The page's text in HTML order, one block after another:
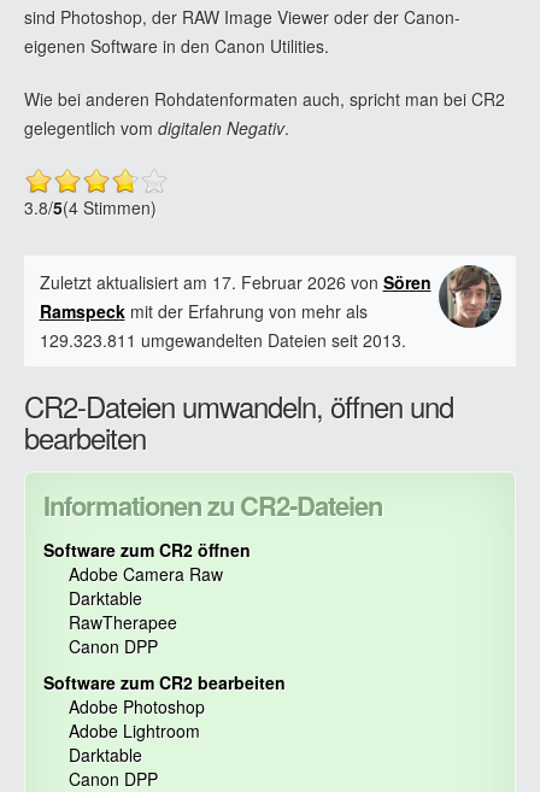
sind Photoshop, der RAW Image Viewer oder der Canon-
eigenen Software in den Canon Utilities.
Wie bei anderen Rohdatenformaten auch, spricht man bei CR2
gelegentlich vom digitalen Negativ.
3.8/5(4 Stimmen)
Zuletzt aktualisiert am 17. Februar 2026 von Sören
Ramspeckmit der Erfahrung von mehr als
129.323.811 umgewandelten Dateien seit 2013.
CR2-Dateien umwandeln, öffnen und
bearbeiten
Informationen zu CR2-Dateien
Software zum CR2 öffnen
Adobe Camera Raw
Darktable
RawTherapee
Canon DPP
Software zum CR2 bearbeiten
Adobe Photoshop
Adobe Lightroom
Darktable
Canon DPP